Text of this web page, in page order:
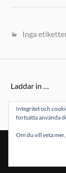
Inga
Laddar in …
Integritet och
fortsätta använda
Om du vill veta